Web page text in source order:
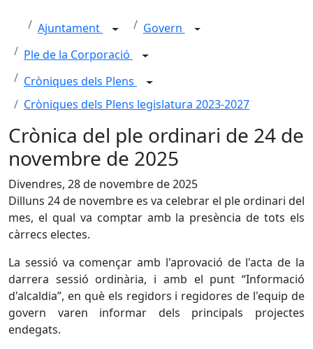
Ajuntament
Govern
Ple de la Corporació
Cròniques dels Plens
Cròniques dels Plens legislatura 2023-2027
Crònica del ple ordinari de 24 de
novembre de 2025
Divendres, 28 de novembre de 2025
Dilluns 24 de novembre es va celebrar el ple ordinari del
mes, el qual va comptar amb la presència de tots els
càrrecs electes.
La sessió va començar amb l'aprovació de l'acta de la
darrera sessió ordinària, i amb el punt “Informació
d'alcaldia”, en què els regidors i regidores de l'equip de
govern varen informar dels principals projectes
endegats.